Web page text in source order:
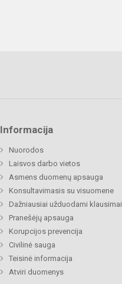
Informacija
Nuorodos
Laisvos darbo vietos
Asmens duomenų apsauga
Konsultavimasis su visuomene
Dažniausiai užduodami klausimai
Pranešėjų apsauga
Korupcijos prevencija
Civilinė sauga
Teisinė informacija
Atviri duomenys